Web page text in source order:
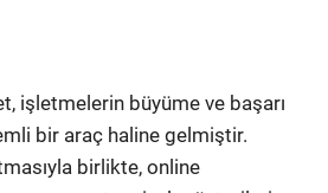
işletmelerin büyüme ve başarı
bir araç haline gelmiştir.
birlikte, online